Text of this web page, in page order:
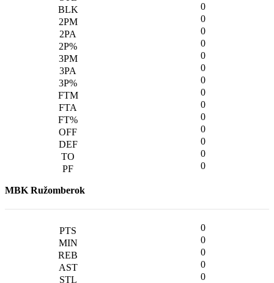
0
0
0
0
0
0
0
0
0
0
0
0
0
0
MBK Ružomberok
0
0
0
0
0